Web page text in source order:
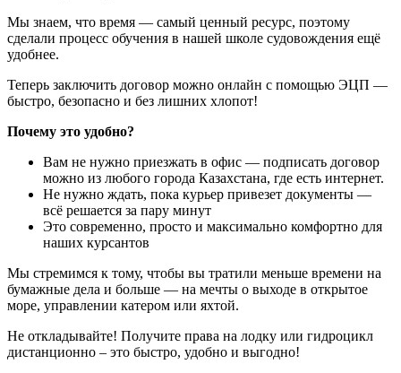
Мы знаем, что время — самый ценный ресурс, поэтому
сделали процесс обучения в нашей школе судовождения ещё
удобнее.
Теперь заключить договор можно онлайн с помощью ЭЦП —
быстро, безопасно и без лишних хлопот!
Почему это удобно?
Вам не нужно приезжать в офис — подписать договор
можно из любого города Казахстана, где есть интернет.
Не нужно ждать, пока курьер привезет документы —
всё решается за пару минут
Это современно, просто и максимально комфортно для
наших курсантов
Мы стремимся к тому, чтобы вы тратили меньше времени на
бумажные дела и больше — на мечты о выходе в открытое
море, управлении катером или яхтой.
Не откладывайте! Получите права на лодку или гидроцикл
дистанционно – это быстро, удобно и выгодно!